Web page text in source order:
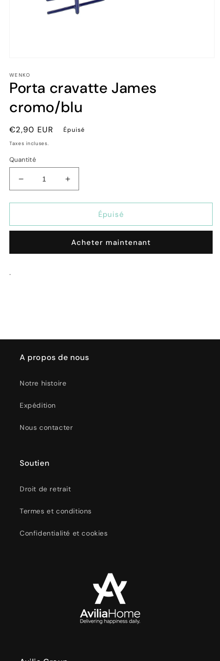
média
1
dans
fenêtre
modale
WENKO
Porta cravatte James
cromo/blu
Prix
habituel
€2,90 EUR Épuisé
Taxes incluses.
Quantité
Réduire
la
quantité
Porta
cromo/blu
Augmenter
la
quantité
Porta
James
cromo/blu
Épuisé
Acheter maintenant
.
A propos de nous
Notre histoire
Expédition
Nous contacter
Soutien
Droit de retrait
Termes et conditions
Confidentialité et cookies